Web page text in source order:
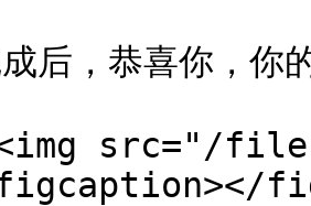
后，恭喜你，你
src="/files/